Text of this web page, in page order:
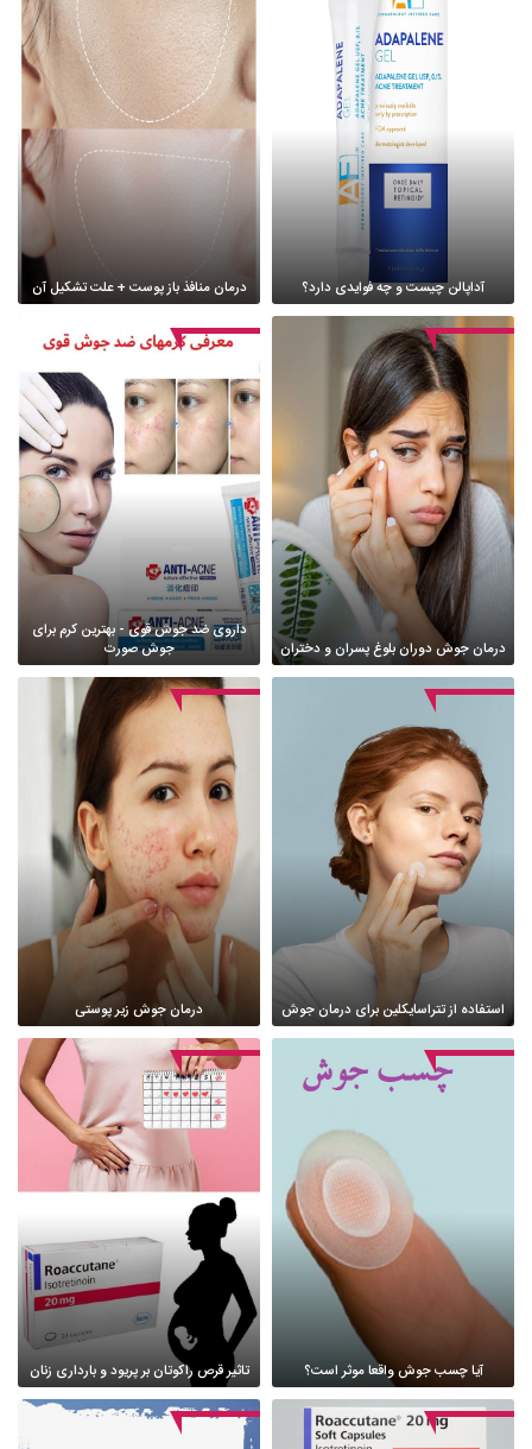
آداپالن چیست و چه فوایدی دارد؟ درمان منافذ باز پوست + علت تشکیل آن
درمان جوش دوران بلوغ پسران و دختران
داروی ضد جوش قوی - بهترین کرم برای
جوش صورت
استفاده از تتراسایکلین برای درمان جوش درمان جوش زیر پوستی
آیا چسب جوش واقعا موثر است؟ تاثیر قرص راکوتان بر پریود و بارداری زنان